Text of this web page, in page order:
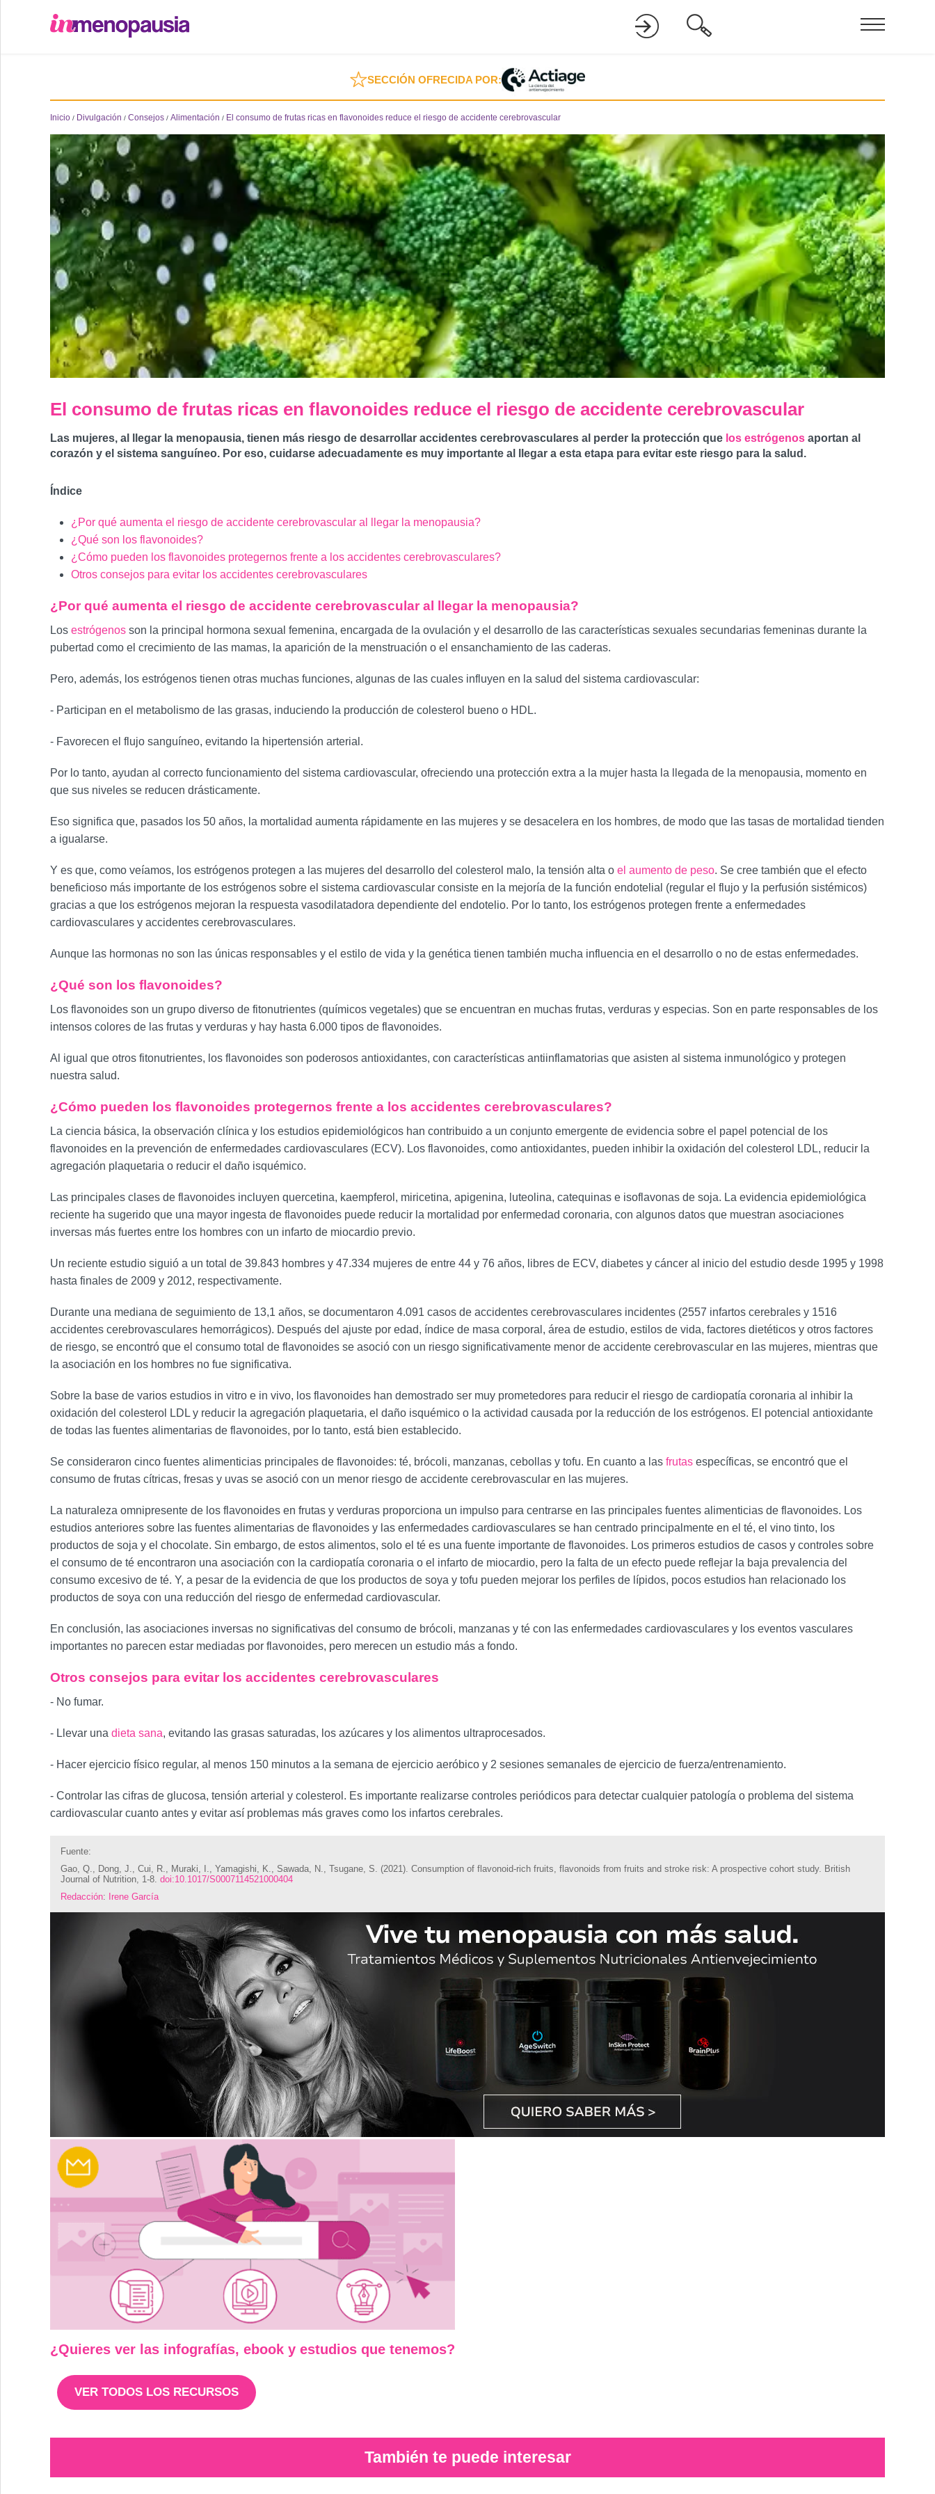
Recursos
Investigación
SECCIÓN OFRECIDA POR:
Inicio / Divulgación / Consejos / Alimentación / El consumo de frutas ricas en flavonoides reduce el riesgo de accidente cerebrovascular
El consumo de frutas ricas en flavonoides reduce el riesgo de accidente cerebrovascular
Las mujeres, al llegar la menopausia, tienen más riesgo de desarrollar accidentes cerebrovasculares al perder la protección que los estrógenos aportan al
corazón y el sistema sanguíneo. Por eso, cuidarse adecuadamente es muy importante al llegar a esta etapa para evitar este riesgo para la salud.
Índice
¿Por qué aumenta el riesgo de accidente cerebrovascular al llegar la menopausia?
¿Qué son los flavonoides?
¿Cómo pueden los flavonoides protegernos frente a los accidentes cerebrovasculares?
Otros consejos para evitar los accidentes cerebrovasculares
¿Por qué aumenta el riesgo de accidente cerebrovascular al llegar la menopausia?
Los estrógenos son la principal hormona sexual femenina, encargada de la ovulación y el desarrollo de las características sexuales secundarias femeninas durante la
pubertad como el crecimiento de las mamas, la aparición de la menstruación o el ensanchamiento de las caderas.
Pero, además, los estrógenos tienen otras muchas funciones, algunas de las cuales influyen en la salud del sistema cardiovascular:
- Participan en el metabolismo de las grasas, induciendo la producción de colesterol bueno o HDL.
- Favorecen el flujo sanguíneo, evitando la hipertensión arterial.
Por lo tanto, ayudan al correcto funcionamiento del sistema cardiovascular, ofreciendo una protección extra a la mujer hasta la llegada de la menopausia, momento en
que sus niveles se reducen drásticamente.
Eso significa que, pasados los 50 años, la mortalidad aumenta rápidamente en las mujeres y se desacelera en los hombres, de modo que las tasas de mortalidad tienden
a igualarse.
Y es que, como veíamos, los estrógenos protegen a las mujeres del desarrollo del colesterol malo, la tensión alta o el aumento de peso. Se cree también que el efecto
beneficioso más importante de los estrógenos sobre el sistema cardiovascular consiste en la mejoría de la función endotelial (regular el flujo y la perfusión sistémicos)
gracias a que los estrógenos mejoran la respuesta vasodilatadora dependiente del endotelio. Por lo tanto, los estrógenos protegen frente a enfermedades
cardiovasculares y accidentes cerebrovasculares.
Aunque las hormonas no son las únicas responsables y el estilo de vida y la genética tienen también mucha influencia en el desarrollo o no de estas enfermedades.
¿Qué son los flavonoides?
Los flavonoides son un grupo diverso de fitonutrientes (químicos vegetales) que se encuentran en muchas frutas, verduras y especias. Son en parte responsables de los
intensos colores de las frutas y verduras y hay hasta 6.000 tipos de flavonoides.
Al igual que otros fitonutrientes, los flavonoides son poderosos antioxidantes, con características antiinflamatorias que asisten al sistema inmunológico y protegen
nuestra salud.
¿Cómo pueden los flavonoides protegernos frente a los accidentes cerebrovasculares?
La ciencia básica, la observación clínica y los estudios epidemiológicos han contribuido a un conjunto emergente de evidencia sobre el papel potencial de los
flavonoides en la prevención de enfermedades cardiovasculares (ECV). Los flavonoides, como antioxidantes, pueden inhibir la oxidación del colesterol LDL, reducir la
agregación plaquetaria o reducir el daño isquémico.
Las principales clases de flavonoides incluyen quercetina, kaempferol, miricetina, apigenina, luteolina, catequinas e isoflavonas de soja. La evidencia epidemiológica
reciente ha sugerido que una mayor ingesta de flavonoides puede reducir la mortalidad por enfermedad coronaria, con algunos datos que muestran asociaciones
inversas más fuertes entre los hombres con un infarto de miocardio previo.
Un reciente estudio siguió a un total de 39.843 hombres y 47.334 mujeres de entre 44 y 76 años, libres de ECV, diabetes y cáncer al inicio del estudio desde 1995 y 1998
hasta finales de 2009 y 2012, respectivamente.
Durante una mediana de seguimiento de 13,1 años, se documentaron 4.091 casos de accidentes cerebrovasculares incidentes (2557 infartos cerebrales y 1516
accidentes cerebrovasculares hemorrágicos). Después del ajuste por edad, índice de masa corporal, área de estudio, estilos de vida, factores dietéticos y otros factores
de riesgo, se encontró que el consumo total de flavonoides se asoció con un riesgo significativamente menor de accidente cerebrovascular en las mujeres, mientras que
la asociación en los hombres no fue significativa.
Sobre la base de varios estudios in vitro e in vivo, los flavonoides han demostrado ser muy prometedores para reducir el riesgo de cardiopatía coronaria al inhibir la
oxidación del colesterol LDL y reducir la agregación plaquetaria, el daño isquémico o la actividad causada por la reducción de los estrógenos. El potencial antioxidante
de todas las fuentes alimentarias de flavonoides, por lo tanto, está bien establecido.
Se consideraron cinco fuentes alimenticias principales de flavonoides: té, brócoli, manzanas, cebollas y tofu. En cuanto a las frutas específicas, se encontró que el
consumo de frutas cítricas, fresas y uvas se asoció con un menor riesgo de accidente cerebrovascular en las mujeres.
La naturaleza omnipresente de los flavonoides en frutas y verduras proporciona un impulso para centrarse en las principales fuentes alimenticias de flavonoides. Los
estudios anteriores sobre las fuentes alimentarias de flavonoides y las enfermedades cardiovasculares se han centrado principalmente en el té, el vino tinto, los
productos de soja y el chocolate. Sin embargo, de estos alimentos, solo el té es una fuente importante de flavonoides. Los primeros estudios de casos y controles sobre
el consumo de té encontraron una asociación con la cardiopatía coronaria o el infarto de miocardio, pero la falta de un efecto puede reflejar la baja prevalencia del
consumo excesivo de té. Y, a pesar de la evidencia de que los productos de soya y tofu pueden mejorar los perfiles de lípidos, pocos estudios han relacionado los
productos de soya con una reducción del riesgo de enfermedad cardiovascular.
En conclusión, las asociaciones inversas no significativas del consumo de brócoli, manzanas y té con las enfermedades cardiovasculares y los eventos vasculares
importantes no parecen estar mediadas por flavonoides, pero merecen un estudio más a fondo.
Otros consejos para evitar los accidentes cerebrovasculares
- No fumar.
- Llevar una dieta sana, evitando las grasas saturadas, los azúcares y los alimentos ultraprocesados.
- Hacer ejercicio físico regular, al menos 150 minutos a la semana de ejercicio aeróbico y 2 sesiones semanales de ejercicio de fuerza/entrenamiento.
- Controlar las cifras de glucosa, tensión arterial y colesterol. Es importante realizarse controles periódicos para detectar cualquier patología o problema del sistema
cardiovascular cuanto antes y evitar así problemas más graves como los infartos cerebrales.
Fuente:
Gao, Q., Dong, J., Cui, R., Muraki, I., Yamagishi, K., Sawada, N., Tsugane, S. (2021). Consumption of flavonoid-rich fruits, flavonoids from fruits and stroke risk: A prospective cohort study. British
Journal of Nutrition, 1-8. doi:10.1017/S0007114521000404
Redacción: Irene García
¿Quieres ver las infografías, ebook y estudios que tenemos?
VER TODOS LOS RECURSOS
También te puede interesar